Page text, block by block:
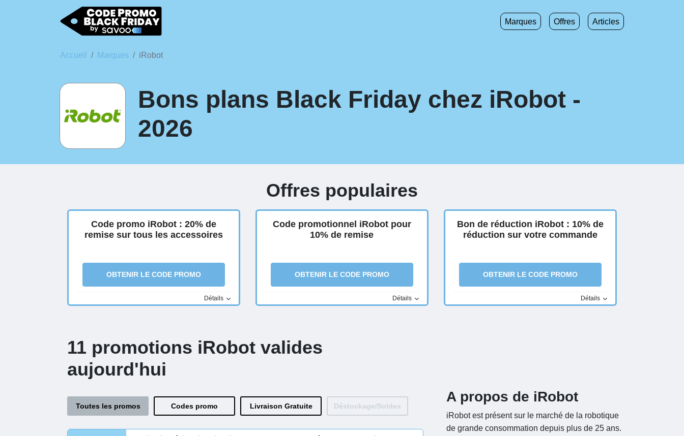
Marques Offres Articles
Accueil Marques iRobot
Bons plans Black Friday chez iRobot -
2026
Offres populaires
Code promo iRobot : 20% de
remise sur tous les accessoires
OBTENIR LE CODE PROMO
Détails
Code promotionnel iRobot pour
10% de remise
OBTENIR LE CODE PROMO
Détails
Bon de réduction iRobot : 10% de
réduction sur votre commande
OBTENIR LE CODE PROMO
Détails
11 promotions iRobot valides
aujourd'hui
Toutes les promos Codes promo Livraison Gratuite Déstockage/Soldes
A propos de iRobot
iRobot est présent sur le marché de la robotique
de grande consommation depuis plus de 25 ans.